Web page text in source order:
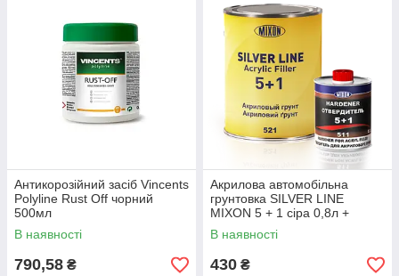
Антикорозійний засіб Vincents
Polyline Rust Off чорний
500мл
В наявності
790,58 ₴
Акрилова автомобільна
грунтовка SILVER LINE
MIXON 5 + 1 сіра 0,8л +
затверджувач 0.2л
В наявності
430 ₴